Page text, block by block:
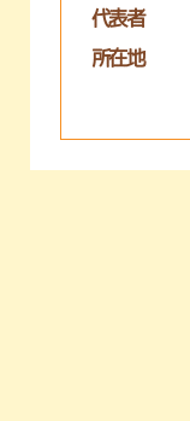
代表者
所在地